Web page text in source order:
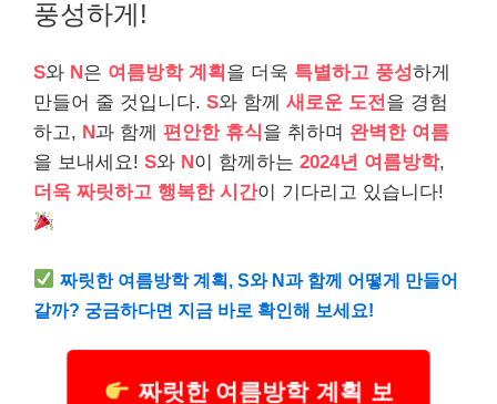
풍성하게!
S와 N은 여름방학 계획 을 더욱 특별하고 풍성하게
만들어 줄 것입니다. S와 함께 새로운 도전을 경험
하고, N과 함께 편안한 휴식을 취하며 완벽한 여름
을 보내세요! S와 N이 함께하는 2024년 여름방학,
더욱 짜릿하고 행복한 시간이 기다리고 있습니다!
짜릿한 여름방학 계획, S와 N과 함께 어떻게 만들어
갈까? 궁금하다면 지금 바로 확인해 보세요!
짜릿한 여름방학 계획 보